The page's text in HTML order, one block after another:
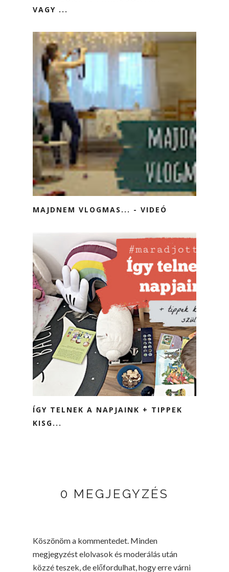
VAGY ...
MAJDNEM VLOGMAS... - VIDEÓ
ÍGY TELNEK A NAPJAINK + TIPPEK
KISG...
0 MEGJEGYZÉS
Köszönöm a kommentedet. Minden
megjegyzést elolvasok és moderálás után
közzé teszek, de előfordulhat, hogy erre várni